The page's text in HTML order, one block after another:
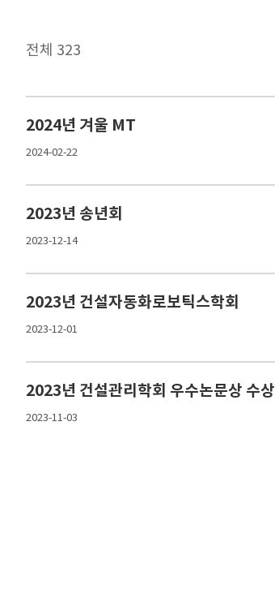
전체 323
2024년 겨울 MT
2024-02-22
2023년 송년회
2023-12-14
2023년 건설자동화로보틱스학회
2023-12-01
2023년 건설관리학회 우수논문상 수상
2023-11-03